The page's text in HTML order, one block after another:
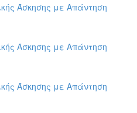
Άσκησης με Απάντηση
Άσκησης με Απάντηση
Άσκησης με Απάντηση